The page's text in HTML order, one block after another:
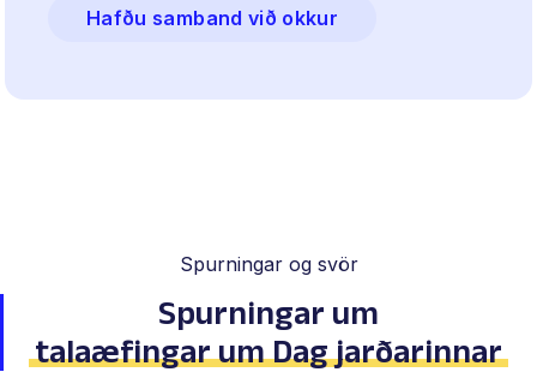
Hafðu samband við okkur
Spurningar og svör
Spurningar um
talaæfingar um Dag jarðarinnar